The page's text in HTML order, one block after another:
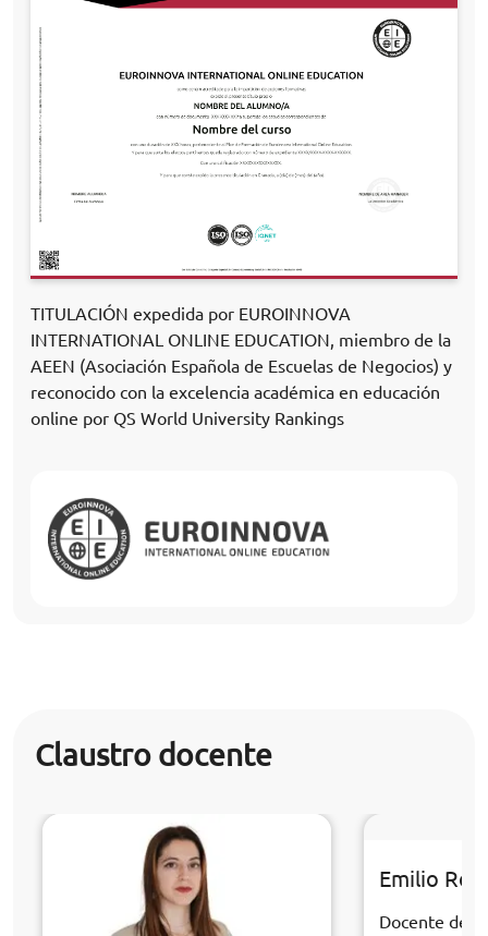
TITULACIÓN expedida por EUROINNOVA
INTERNATIONAL ONLINE EDUCATION, miembro de la
AEEN (Asociación Española de Escuelas de Negocios) y
reconocido con la excelencia académica en educación
online por QS World University Rankings
Claustro docente
Emilio
Docente de